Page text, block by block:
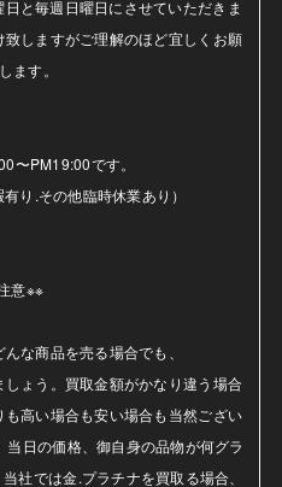
と毎週日曜日にさせていただきま
しますがご理解のほど宜しくお願
ます。
〜PM19:00です。
り.その他臨時休業あり）
意※※
な商品を売る場合でも、
ょう。買取金額がかなり違う場合
高い場合も安い場合も当然ござい
日の価格、御自身の品物が何グラ
社では金.プラチナを買取る場合、